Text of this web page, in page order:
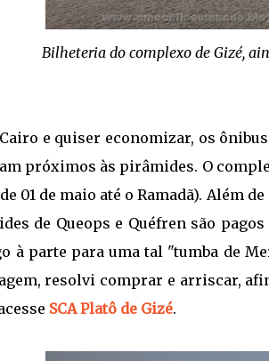
Bilheteria do complexo de Gizé,
e quiser economizar, os ônibus
próximos às pirâmides. O
01 de maio até o Ramadã). Além
de Queops e Quéfren são
à parte para uma tal "tumba de
resolvi comprar e arriscar,
SCA Platô de Gizé.